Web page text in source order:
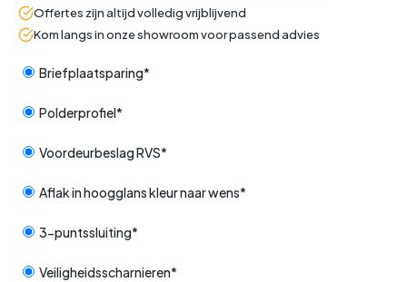
Offertes zijn altijd volledig vrijblijvend
Kom langs in onze showroom voor passend advies
Briefplaatsparing*
Polderprofiel*
Voordeurbeslag RVS*
Aflak in hoogglans kleur naar wens*
3-puntssluiting*
Veiligheidsscharnieren*